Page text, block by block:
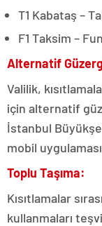
T1 Kabataş –
F1 Taksim –
Alternatif
Valilik,
için alternatif
İstanbul
mobil
Toplu Taşıma:
Kısıtlamalar
kullanmaları